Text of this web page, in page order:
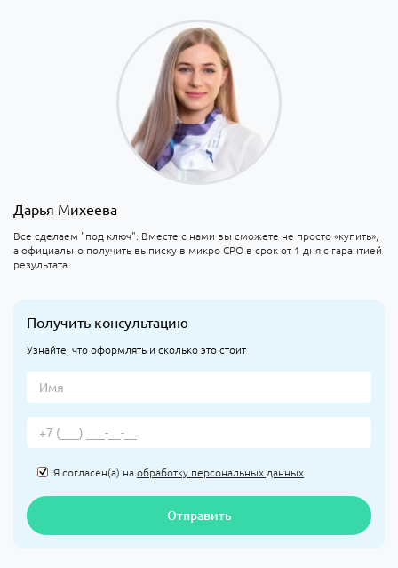
Дарья Михеева
Все сделаем "под ключ". Вместе с нами вы сможете не просто «купить»,
а официально получить выписку в микро СРО в срок от 1 дня с гарантией
результата.
Получить консультацию
Узнайте, что оформлять и сколько это стоит
Я согласен(а) наобработку персональных данных
Отправить